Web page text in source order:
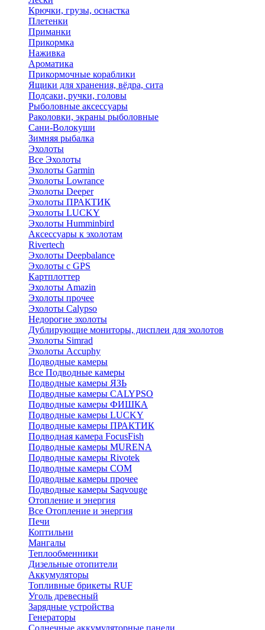
Крючки, грузы, оснастка
Плетенки
Приманки
Прикормка
Наживка
Ароматика
Прикормочные кораблики
Ящики для хранения, вёдра, сита
Подсаки, ручки, головы
Рыболовные аксессуары
Раколовки, экраны рыболовные
Сани-Волокуши
Зимняя рыбалка
Эхолоты
Все Эхолоты
Эхолоты Garmin
Эхолоты Lowrance
Эхолоты Deeper
Эхолоты ПРАКТИК
Эхолоты LUCKY
Эхолоты Humminbird
Аксессуары к эхолотам
Rivertech
Эхолоты Deepbalance
Эхолоты с GPS
Картплоттер
Эхолоты Amazin
Эхолоты прочее
Эхолоты Calypso
Недорогие эхолоты
Дублирующие мониторы, дисплеи для эхолотов
Эхолоты Simrad
Эхолоты Accuphy
Подводные камеры
Все Подводные камеры
Подводные камеры ЯЗЬ
Подводные камеры CALYPSO
Подводные камеры ФИШКА
Подводные камеры LUCKY
Подводные камеры ПРАКТИК
Подводная камера FocusFish
Подводные камеры MURENA
Подводные камеры Rivotek
Подводные камеры СОМ
Подводные камеры прочее
Подводные камеры Saqvouge
Отопление и энергия
Все Отопление и энергия
Печи
Коптильни
Мангалы
Теплообменники
Дизельные отопители
Аккумуляторы
Топливные брикеты RUF
Уголь древесный
Зарядные устройства
Генераторы
Солнечные аккумуляторные панели